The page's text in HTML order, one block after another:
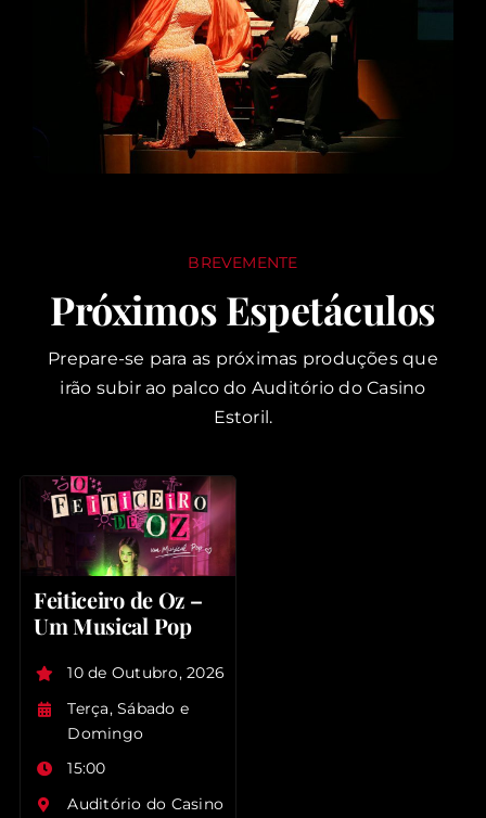
BREVEMENTE
Próximos Espetáculos
Prepare-se para as próximas produções que
irão subir ao palco do Auditório do Casino
Estoril.
Feiticeiro de Oz –
Um Musical Pop
10 de Outubro, 2026
Terça, Sábado e
Domingo
15:00
Auditório do Casino